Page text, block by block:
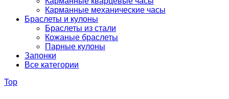
Карманные механические часы
Браслеты и кулоны
Браслеты из стали
Кожаные браслеты
Парные кулоны
Запонки
Все категории
Top